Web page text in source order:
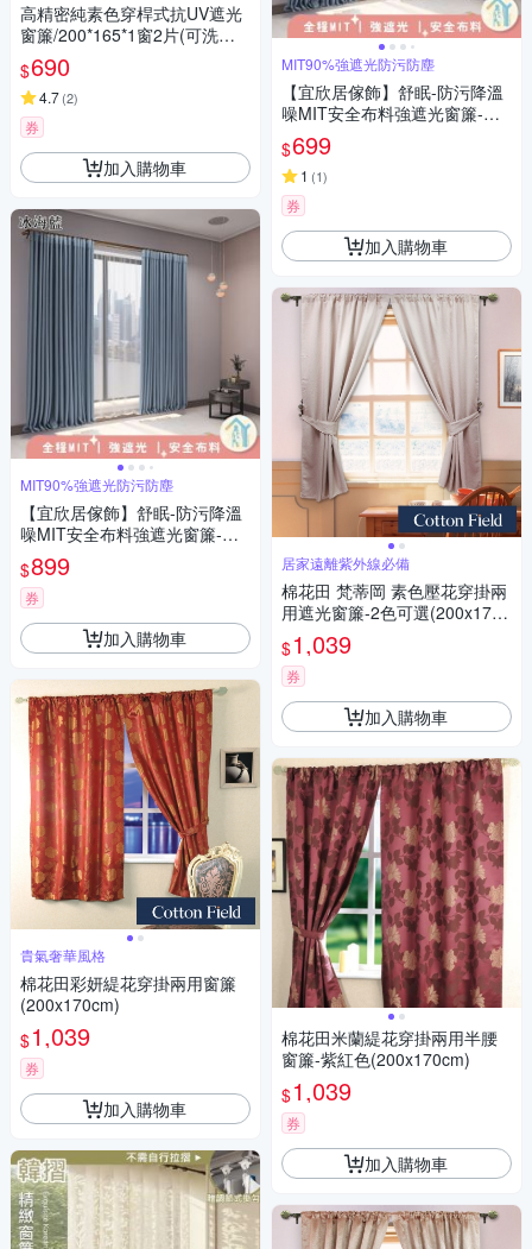
高精密純素色穿桿式抗UV遮光
窗簾/200*165*1窗2片(可洗衣
機洗/窗簾/拉簾/風水簾/門簾)
$690
4.7(2)
券
加入購物車
MIT90%強遮光防污防塵
【宜欣居傢飾】舒眠-防污降溫
噪MIT安全布料強遮光窗簾-W1
45*H210cm一窗2片-總寬290c
m(窗簾/拉簾/門簾/隔間/除舊佈
新)
$899
券
加入購物車
貴氣奢華風格
棉花田彩妍緹花穿掛兩用窗簾
(200x170cm)
$1,039
券
加入購物車
MIT90%強遮光防污防塵
【宜欣居傢飾】舒眠-防污降溫
噪MIT安全布料強遮光窗簾-W1
45*H165cm一窗2片-總寬290c
m(窗簾/拉簾/門簾/隔間/除舊佈
新)
$699
1 (1)
券
加入購物車
居家遠離紫外線必備
棉花田 梵蒂岡 素色壓花穿掛兩
用遮光窗簾-2色可選(200x170c
m)
$1,039
券
加入購物車
棉花田米蘭緹花穿掛兩用半腰
窗簾-紫紅色(200x170cm)
$1,039
券
加入購物車